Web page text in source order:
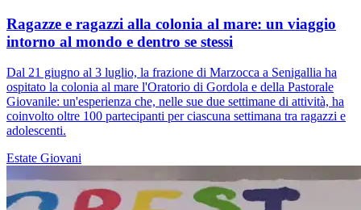
Ragazze e ragazzi alla colonia al mare: un viaggio
intorno al mondo e dentro se stessi
Dal 21 giugno al 3 luglio, la frazione di Marzocca a Senigallia ha
ospitato la colonia al mare l'Oratorio di Gordola e della Pastorale
Giovanile: un'esperienza che, nelle sue due settimane di attività, ha
coinvolto oltre 100 partecipanti per ciascuna settimana tra ragazzi e
adolescenti.
Estate Giovani